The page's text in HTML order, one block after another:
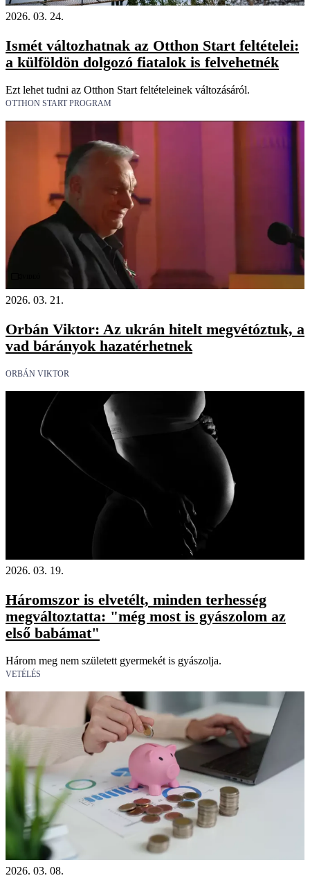
2026. 03. 24.
Ismét változhatnak az Otthon Start feltételei:
a külföldön dolgozó fiatalok is felvehetnék
Ezt lehet tudni az Otthon Start feltételeinek változásáról.
OTTHON START PROGRAM
2026. 03. 21.
Orbán Viktor: Az ukrán hitelt megvétóztuk, a
vad bárányok hazatérhetnek
ORBÁN VIKTOR
2026. 03. 19.
Háromszor is elvetélt, minden terhesség
megváltoztatta: "még most is gyászolom az
első babámat"
Három meg nem született gyermekét is gyászolja.
VETÉLÉS
2026. 03. 08.